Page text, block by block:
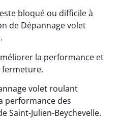
bloqué ou difficile à
de Dépannage volet
la performance et
fermeture.
volet roulant
performance des
Saint-Julien-Beychevelle.